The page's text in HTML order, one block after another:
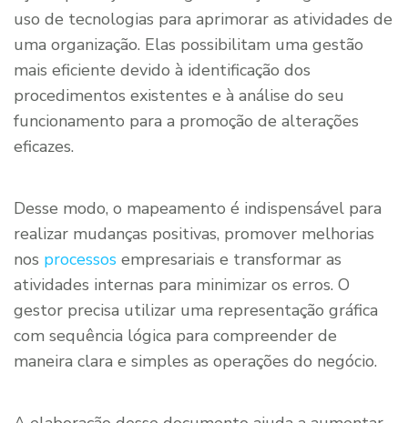
uso de tecnologias para aprimorar as atividades de
uma organização. Elas possibilitam uma gestão
mais eficiente devido à identificação dos
procedimentos existentes e à análise do seu
funcionamento para a promoção de alterações
eficazes.
Desse modo, o mapeamento é indispensável para
realizar mudanças positivas, promover melhorias
nos processos empresariais e transformar as
atividades internas para minimizar os erros. O
gestor precisa utilizar uma representação gráfica
com sequência lógica para compreender de
maneira clara e simples as operações do negócio.